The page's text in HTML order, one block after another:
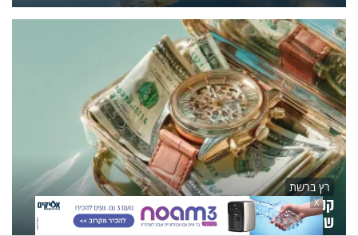
רץ ברשת
קנה שעון ב-6 דולרים בחנות יד שנייה - ונדהם ממה
שהסתתר בפנים
X